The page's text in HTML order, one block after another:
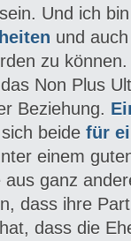
Und ich
und
zu können.
Non Plus
Beziehung.
beide für
einem
ganz
dass ihre
dass die